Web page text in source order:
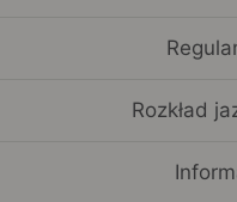
Rozkład